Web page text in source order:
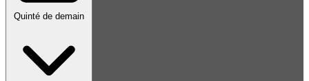
Quinté de demain